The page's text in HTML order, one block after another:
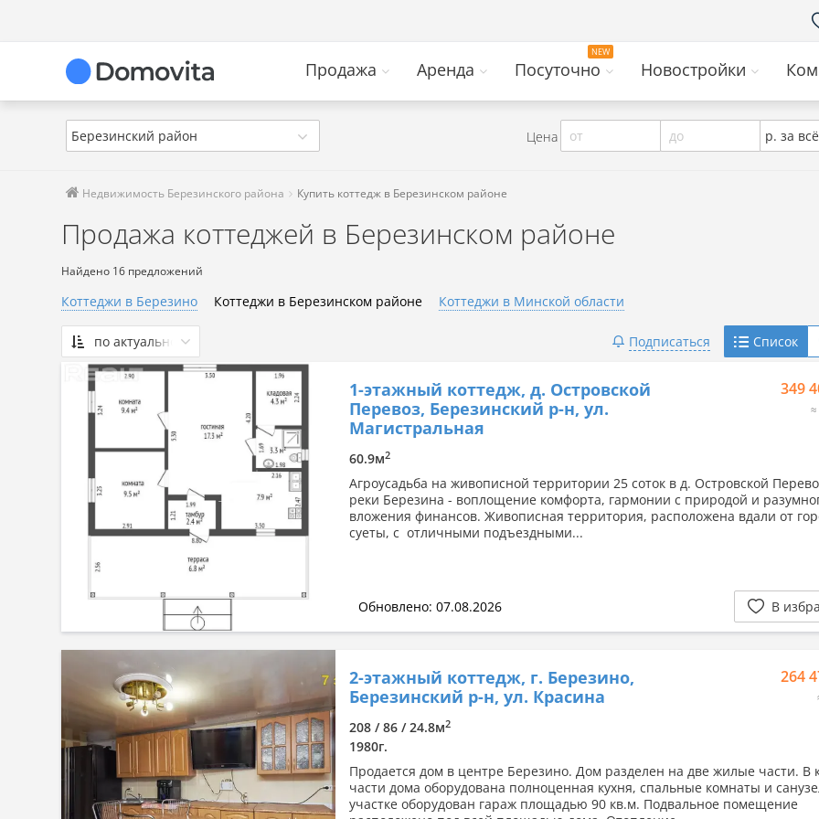
Продажа Аренда Посуточно Новостройки
Березинский район Цена от до р. за всё
Недвижимость Березинского района Купить коттедж в Березинском районе
Продажа коттеджей в Березинском районе
Найдено 16 предложений
Коттеджи в Березино Коттеджи в Березинском районе Коттеджи в Минской области
по актуальности
По актуальности
Сначала дешевые
Сначала дорогие
По комнатности: большая →
По комнатности: малая →
большая
По площади: большая → малая
По площади: малая → большая
Подписаться Список
1-этажный коттедж, д. Островской
Перевоз, Березинский р-н, ул.
Магистральная
349
60.9м2
Агроусадьба на живописной территории 25 соток в д. Островской
реки Березина - воплощение комфорта, гармонии с природой и
вложения финансов. Живописная территория, расположена вдали от
суеты, с отличными подъездными...
Обновлено: 07.08.2026 В
2-этажный коттедж, г. Березино,
Березинский р-н, ул. Красина
264
208 / 86 / 24.8м2
1980г.
Продается дом в центре Березино. Дом разделен на две жилые части. В
части дома оборудована полноценная кухня, спальные комнаты и
участке оборудован гараж площадью 90 кв.м. Подвальное помещение